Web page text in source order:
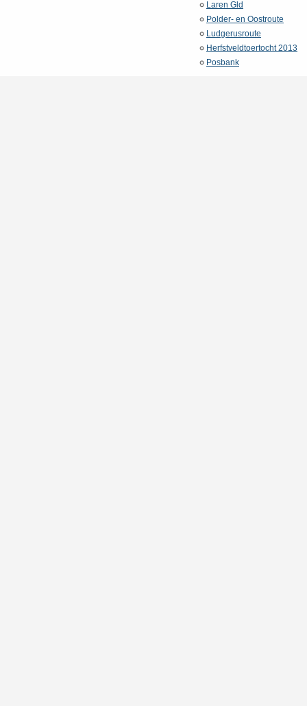
Laren Gld
Polder- en Oostroute
Ludgerusroute
Herfstveldtoertocht 2013
Posbank